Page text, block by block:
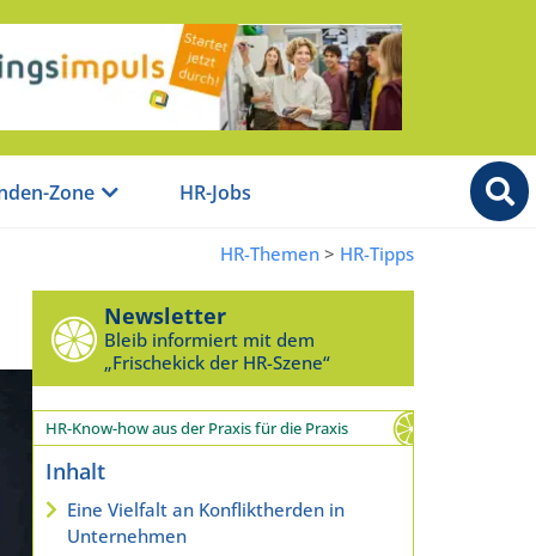
Zone HR-Jobs
HR-Themen > HR-Tipps
Newsletter
Bleib informiert mit dem
„Frischekick der HR-Szene“
HR-Know-how aus der Praxis für die Praxis
Inhalt
Eine Vielfalt an Konfliktherden in
Unternehmen